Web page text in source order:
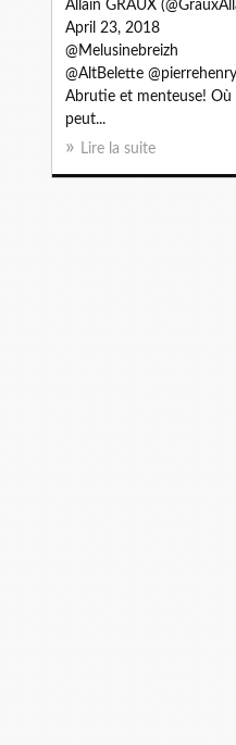
Allain GRAUX
April 23, 2018
@Melusinebreizh
@AltBelette
Abrutie et menteuse! Où
peut...
Lire la suite